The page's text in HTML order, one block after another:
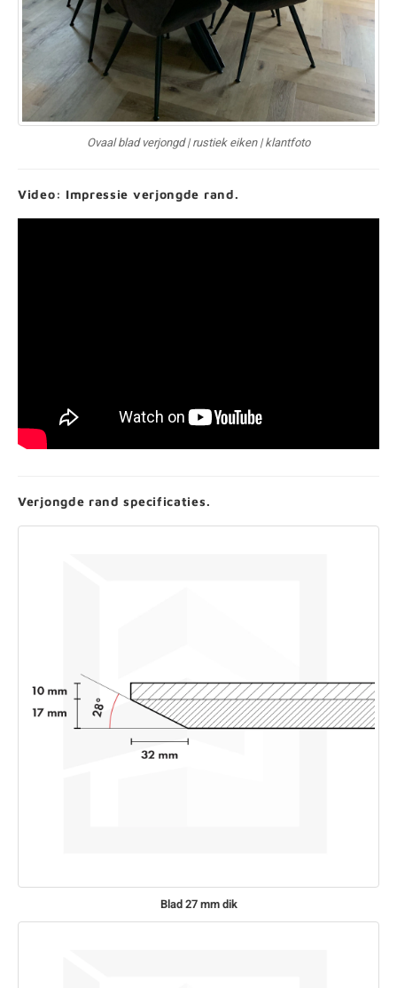
Ovaal blad verjongd | rustiek eiken | klantfoto
Video: Impressie verjongde rand.
Verjongde rand specificaties.
Blad 27 mm dik